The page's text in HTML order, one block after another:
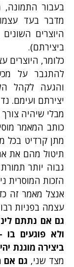
בעבור התמונה,
מדבר בעד
היוצרים
ביצירתם).
כלומר, היוצרים
להתגבר על
והגעה לקהל
יצירתם ועימם.
מבלי שיהיה
כותב המאמר
מתן קרדיט בכל
תיטול מהם את
גבוה יותר
הזכות המוסרית
אנצל מאמר זה
עצמה בפניות
גם אם נתתם
ולא פוגעים
ביצירה מוגנת
מצד שני, גם אם